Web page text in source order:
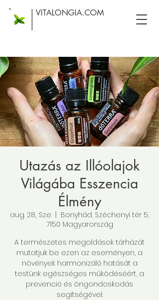
VITALONGIA.COM
Utazás az Illóolajok
Világába Esszencia
Élmény
aug. 28., Sze
Bonyhád, Széchenyi tér 5,
7150 Magyarország
A természetes megoldások tárházát
mutatjuk be ezen az eseményen, a
növények harmonizáló hatását a
testünk egészséges működéséért, a
prevenció és öngondoskodás
segítségével.